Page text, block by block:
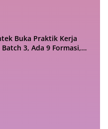
Buka Praktik Kerja
3, Ada 9 Formasi,